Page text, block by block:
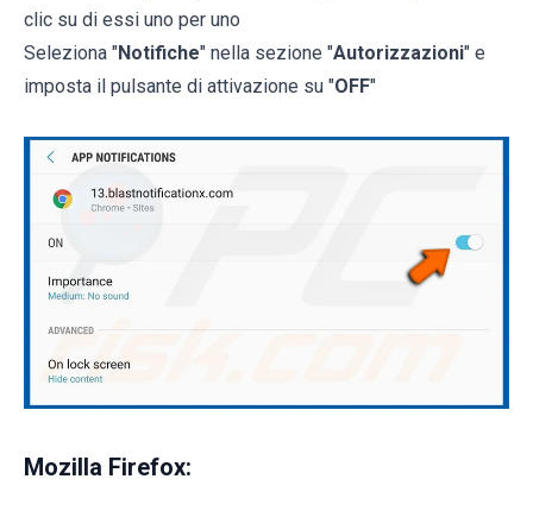
clic su di essi uno per uno
Seleziona "Notifiche" nella sezione "Autorizzazioni" e
imposta il pulsante di attivazione su "OFF"
Mozilla Firefox: